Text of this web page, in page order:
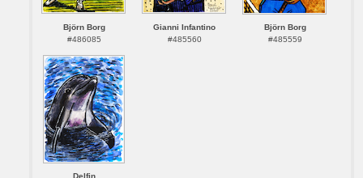
Björn Borg
#486085
Gianni Infantino
#485560
Björn Borg
#485559
Delfin